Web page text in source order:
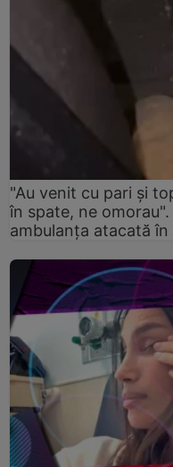
"Au venit cu pari și
în spate, ne
ambulanţa atacată în